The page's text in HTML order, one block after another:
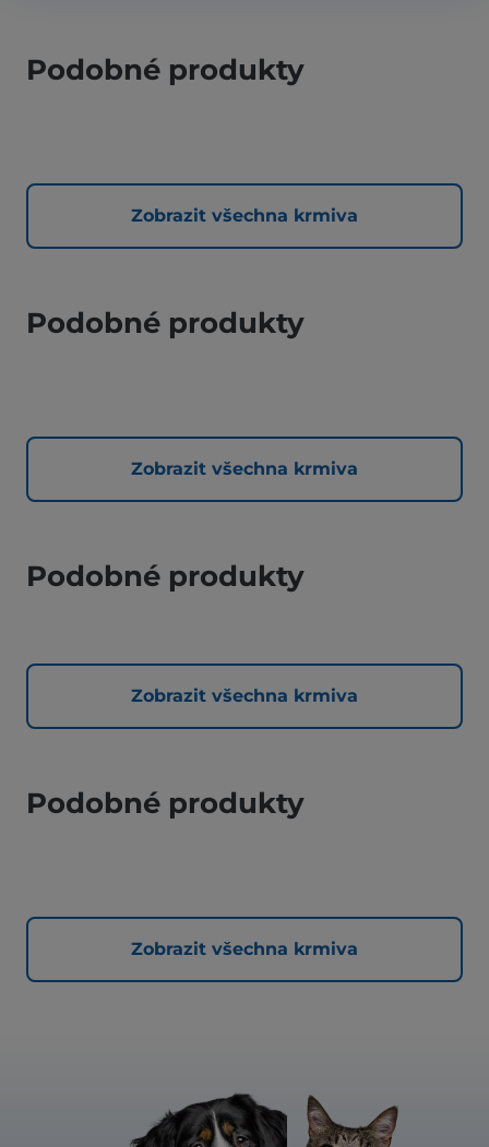
Podobné produkty
Zobrazit všechna krmiva
Podobné produkty
Zobrazit všechna krmiva
Podobné produkty
Zobrazit všechna krmiva
Podobné produkty
Zobrazit všechna krmiva